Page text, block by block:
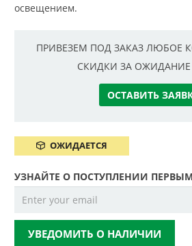
освещением.
ПРИВЕЗЕМ ПОД ЗАКАЗ ЛЮБОЕ
СКИДКИ ЗА ОЖИДАНИЕ
ОСТАВИТЬ
ОЖИДАЕТСЯ
УЗНАЙТЕ О ПОСТУПЛЕНИИ
УВЕДОМИТЬ О НАЛИЧИИ